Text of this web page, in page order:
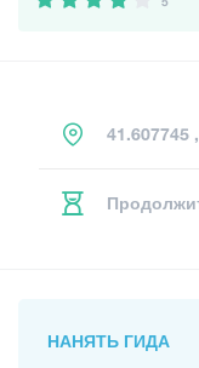
41.607745
НАНЯТЬ ГИДА